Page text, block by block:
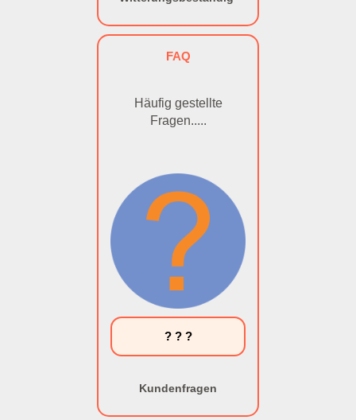
FAQ
Häufig gestellte
Fragen.....
? ? ?
Kundenfragen